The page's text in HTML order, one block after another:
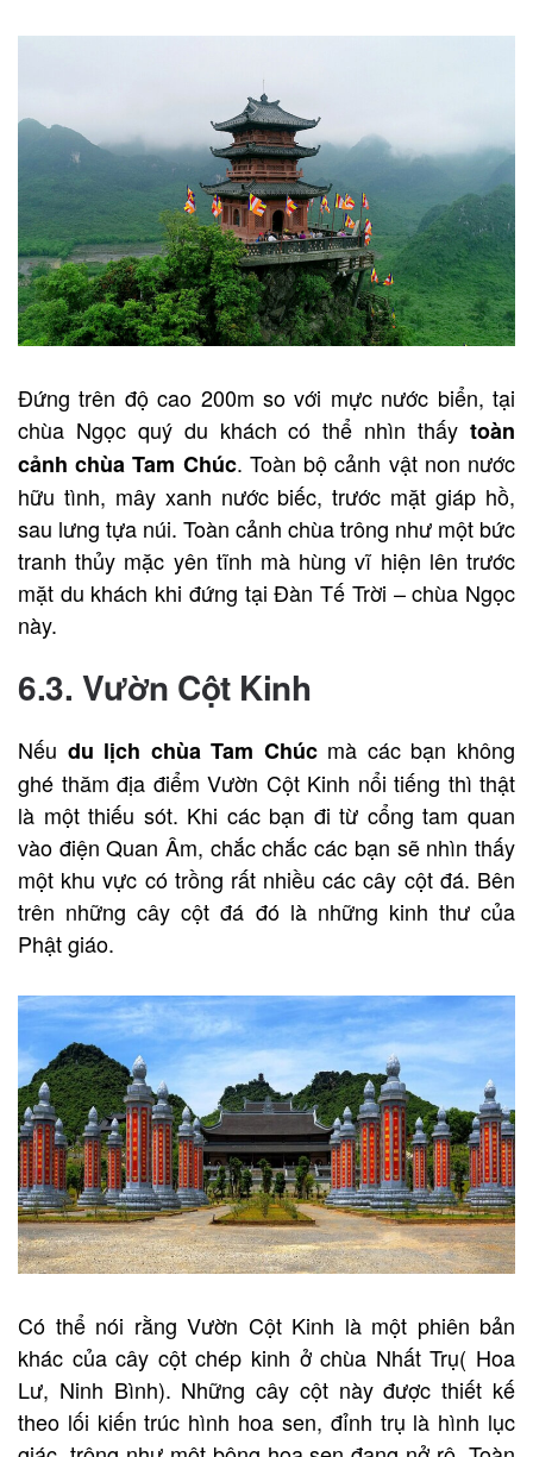
Đứng trên độ cao 200m so với mực nước biển, tại
chùa Ngọc quý du khách có thể nhìn thấy toàn
cảnh chùa Tam Chúc. Toàn bộ cảnh vật non nước
hữu tình, mây xanh nước biếc, trước mặt giáp hồ,
sau lưng tựa núi. Toàn cảnh chùatrông như một bức
tranh thủy mặc yên tĩnh mà hùng vĩ hiện lên trước
mặt du khách khi đứng tại Đàn Tế Trời – chùa Ngọc
này.
6.3. Vườn Cột Kinh
Nếu du lịch chùa Tam Chúcmà các bạn không
ghé thăm địa điểm Vườn Cột Kinh nổi tiếng thì thật
là một thiếu sót. Khi các bạn đi từ cổng tam quan
vào điện Quan Âm, chắc chắc các bạn sẽ nhìn thấy
một khu vực có trồng rất nhiều các cây cột đá. Bên
trên những cây cột đá đó là những kinh thư của
Phật giáo.
Có thể nói rằng Vườn Cột Kinh là một phiên bản
khác của cây cột chép kinh ở chùa Nhất Trụ( Hoa
Lư, Ninh Bình). Những cây cột này được thiết kế
theo lối kiến trúc hình hoa sen, đỉnh trụ là hình lục